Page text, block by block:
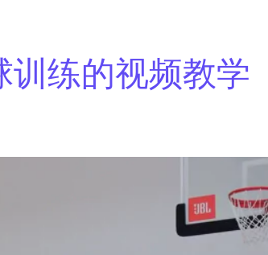
训练的视频教学